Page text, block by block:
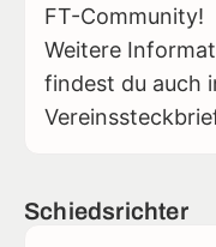
FT-Community!
Weitere
findest du auch
Schiedsrichter